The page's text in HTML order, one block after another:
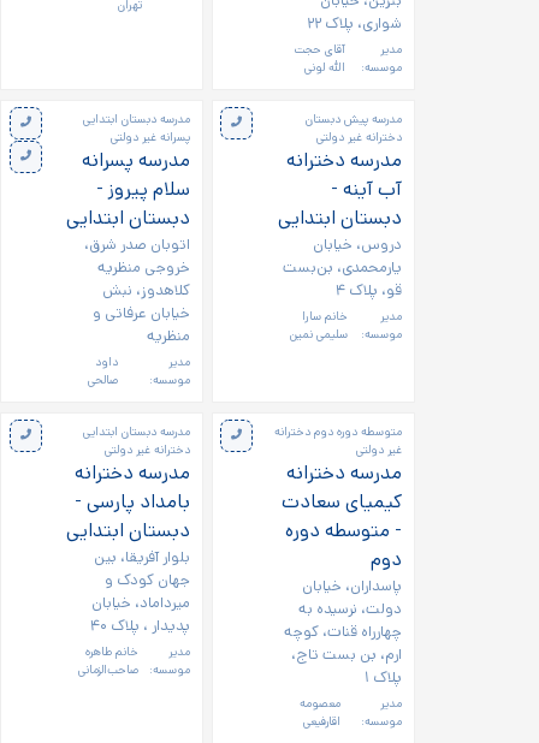
شواری، پلاک ۲۲
مدیر
موسسه:
آقای حجت
الله لونی
تهران
مدرسه پیش دبستان
دخترانه غیر دولتی
مدرسه دخترانه
آب آینه -
دبستان ابتدایی
دروس، خیابان
یارمحمدی، بن‌بست
قو، پلاک ۴
مدیر
موسسه:
خانم سارا
سلیمی نمین
مدرسه دبستان ابتدایی
پسرانه غیر دولتی
مدرسه پسرانه
سلام پیروز -
دبستان ابتدایی
اتوبان صدر شرق،
خروجی منظریه
کلاهدوز، نبش
خیابان عرفاتی و
منظریه
مدیر
موسسه:
داود
صالحی
متوسطه دوره دوم دخترانه
غیر دولتی
مدرسه دخترانه
کیمیای سعادت
- متوسطه دوره
دوم
پاسداران، خیابان
دولت، نرسیده به
چهارراه قنات، کوچه
ارم، بن بست تاج،
پلاک ۱
مدیر
موسسه:
معصومه
اقارفیعی
مدرسه دبستان ابتدایی
دخترانه غیر دولتی
مدرسه دخترانه
بامداد پارسی -
دبستان ابتدایی
بلوار آفریقا، بین
جهان کودک و
میرداماد، خیابان
پدیدار ، پلاک ۴۰
مدیر
موسسه:
خانم طاهره
صاحب‌الزمانی